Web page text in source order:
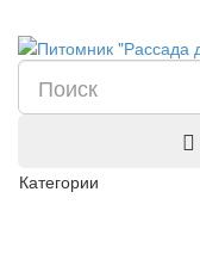
Категории